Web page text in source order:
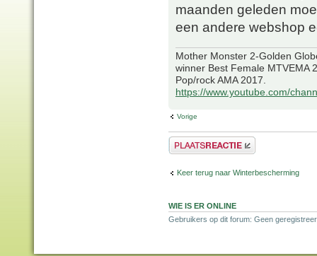
maanden geleden
een andere webshop
Mother Monster 2-Golden
winner Best Female MTVEMA
Pop/rock AMA 2017.
https://www.youtube.com/
Vorige
Plaats een reactie
Keer terug naar Winterbescherming
WIE IS ER ONLINE
Gebruikers op dit forum: Geen